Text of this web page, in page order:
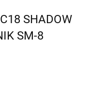
SHADOW
SM-8